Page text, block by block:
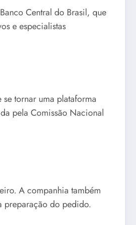
Central do Brasil, que
e especialistas
tornar uma plataforma
pela Comissão Nacional
A companhia também
preparação do pedido.